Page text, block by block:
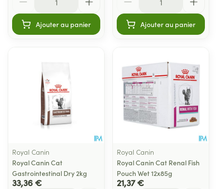
Ajouter au panier Ajouter au panier
Royal Canin
Royal Canin Cat
Gastrointestinal Dry 2kg
33,36 €
Royal Canin
Royal Canin Cat Renal Fish
Pouch Wet 12x85g
21,37 €